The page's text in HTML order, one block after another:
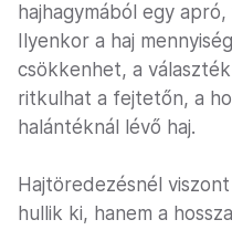
hajhagymából egy
Ilyenkor a haj
csökkenhet, a
ritkulhat a fejtetőn, a
halántéknál lévő haj.
Hajtöredezésnél
hullik ki, hanem a